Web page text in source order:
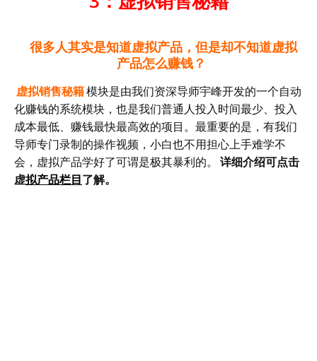
很多人其实是知道虚拟产品，但是却不知道虚拟
产品怎么赚钱？
虚拟销售秘籍模块是由我们资深导师宇峰开发的一个自动
化赚钱的系统模块，也是我们普通人投入时间最少、投入
成本最低、赚钱最快最高效的项目。最重要的是，有我们
导师专门录制的操作视频，小白也不用担心上手难学不
会，虚拟产品学好了可谓是极其暴利的。
详细介绍可点击
虚拟产品栏目了解。